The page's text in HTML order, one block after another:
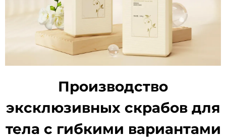
Производство
эксклюзивных скрабов для
тела с гибкими вариантами